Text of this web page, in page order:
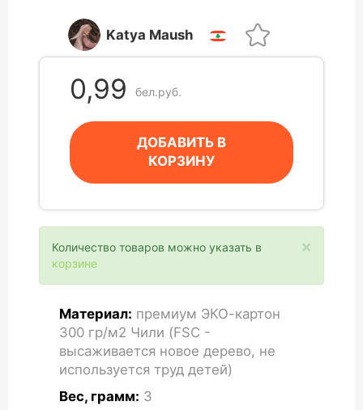
Katya Maush
0,99 бел.руб.
ДОБАВИТЬ В
КОРЗИНУ
×
Количество товаров можно указать в
корзине
Материал: премиум ЭКО-картон
300 гр/м2 Чили (FSC -
высаживается новое дерево, не
используется труд детей)
Вес, грамм: 3